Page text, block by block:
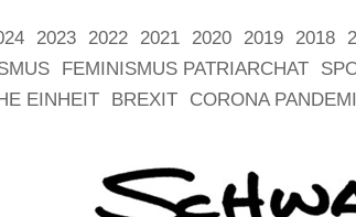
2023 2022 2021 2020 2019 2018
FEMINISMUS PATRIARCHAT
EINHEIT BREXIT CORONA